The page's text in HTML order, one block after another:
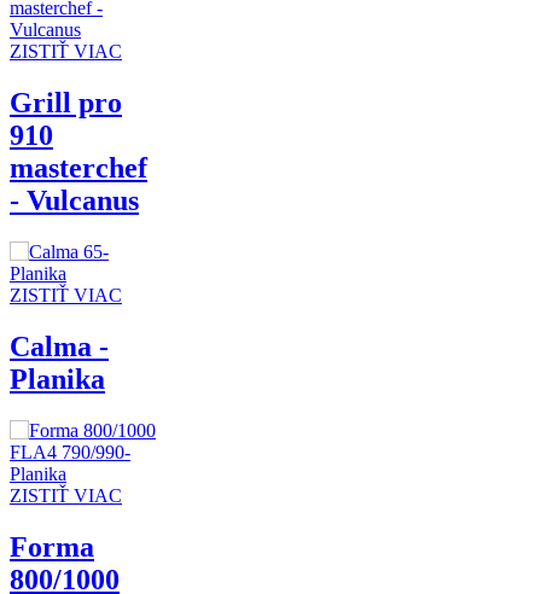
ZISTIŤ VIAC
Grill pro
910
masterchef
- Vulcanus
ZISTIŤ VIAC
Calma -
Planika
ZISTIŤ VIAC
Forma
800/1000